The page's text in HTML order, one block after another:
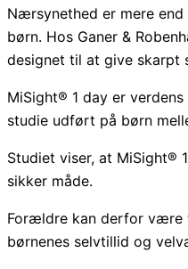
Nærsynethed er mere
børn. Hos Ganer &
designet til at give skarpt
MiSight® 1 day er
studie udført på børn
Studiet viser, at MiSight®
sikker måde.
Forældre kan derfor være
børnenes selvtillid og